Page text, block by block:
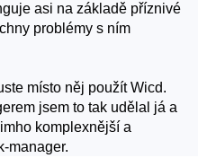
asi na základě příznivé
problémy s ním
místo něj použít Wicd.
jsem to tak udělal já a
komplexnější a
manager.